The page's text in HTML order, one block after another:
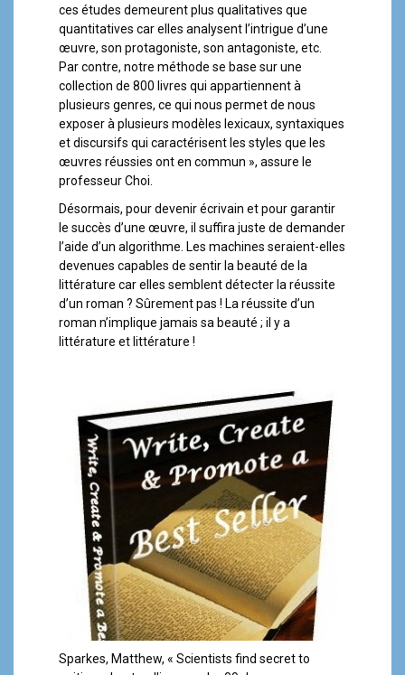
ces études demeurent plus qualitatives que
quantitatives car elles analysent l’intrigue d’une
œuvre, son protagoniste, son antagoniste, etc.
Par contre, notre méthode se base sur une
collection de 800 livres qui appartiennent à
plusieurs genres, ce qui nous permet de nous
exposer à plusieurs modèles lexicaux, syntaxiques
et discursifs qui caractérisent les styles que les
œuvres réussies ont en commun », assure le
professeur Choi.
Désormais, pour devenir écrivain et pour garantir
le succès d’une œuvre, il suffira juste de demander
l’aide d’un algorithme. Les machines seraient-elles
devenues capables de sentir la beauté de la
littérature car elles semblent détecter la réussite
d’un roman ? Sûrement pas ! La réussite d’un
roman n’implique jamais sa beauté ; il y a
littérature et littérature !
Sparkes, Matthew, « Scientists find secret to